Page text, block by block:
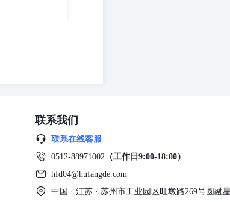
士的直接或间接或相关之
工，可能不时地，在相
券进行自营或庄家活
任何人士，尤其（但不限
美国人士（根据1933年美
发或发布此报告的地方的
代表其客户持有该等股票
不会因此而负上任何责
发或出版此报告。国投
联系我们
联系在线客服
0512-88971002 （工作日9:00-18:00）
hfd04@hufangde.com
中国 · 江苏 · 苏州市工业园区旺墩路269号圆融